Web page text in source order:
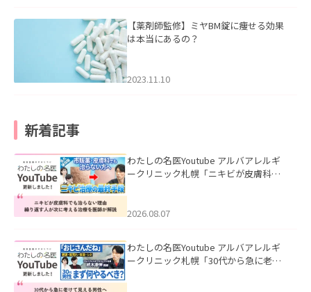
【薬剤師監修】ミヤBM錠に痩せる効果
は本当にあるの？
2023.11.10
新着記事
わたしの名医Youtube アルバアレルギ
ークリニック札幌「ニキビが皮膚科で
ました。
2026.08.07
わたしの名医Youtube アルバアレルギ
ークリニック札幌「30代から急に老け